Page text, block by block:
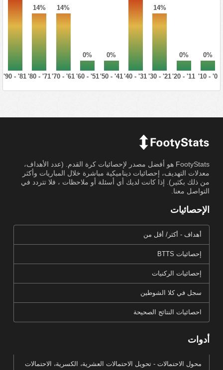
14% 14%
0% 0%
14%
0% 0%
81' - 90' 71' - 80' 61' - 70' 51' - 60' 41' - 50' 31' - 40' 21' - 30' 11' - 20' 0' - 10'
FootyStats هو أفضل مصدر لإحصائيات كرة القدم. (عدد الأهداف،
معدلات التهديف، إحصائيات ديناميكية مباشرة خلال المباريات وأكثر
من ذلك بكثير). إذا كانت لديك أي أسئلة أو ملاحظات ، فلا تتردد في
التواصل معنا.
الإحصائيات
أهداف - أكثر/ أقل من
إحصائيات BTTS
إحصائيات الركنيات
سجل في كلا الشوطين
احصائيات النتائج الصحيحة
أدوات
محول الاحتمالات - تحويل الاحتمالات العشرية، الكسرية، الاحتمالات